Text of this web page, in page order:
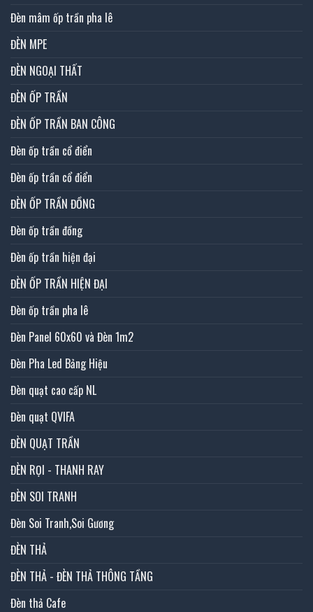
Đèn mâm ốp trần pha lê
ĐÈN MPE
ĐÈN NGOẠI THẤT
ĐÈN ỐP TRẦN
ĐÈN ỐP TRẦN BAN CÔNG
Đèn ốp trần cổ điển
Đèn ốp trần cổ điển
ĐÈN ỐP TRẦN ĐỒNG
Đèn ốp trần đồng
Đèn ốp trần hiện đại
ĐÈN ỐP TRẦN HIỆN ĐẠI
Đèn ốp trần pha lê
Đèn Panel 60x60 và Đèn 1m2
Đèn Pha Led Bảng Hiệu
Đèn quạt cao cấp NL
Đèn quạt QVIFA
ĐÈN QUẠT TRẦN
ĐÈN RỌI - THANH RAY
ĐÈN SOI TRANH
Đèn Soi Tranh,Soi Gương
ĐÈN THẢ
ĐÈN THẢ - ĐÈN THẢ THÔNG TẦNG
Đèn thả Cafe